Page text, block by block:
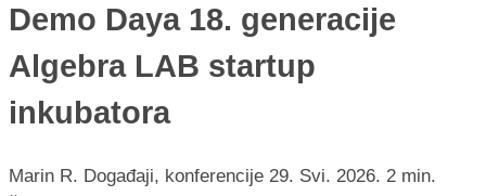
Demo Daya 18. generacije
Algebra LAB startup
inkubatora
Marin R. Događaji, konferencije 29. Svi. 2026. 2 min.